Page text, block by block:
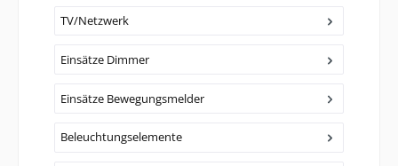
TV/Netzwerk
Einsätze Dimmer
Einsätze Bewegungsmelder
Beleuchtungselemente